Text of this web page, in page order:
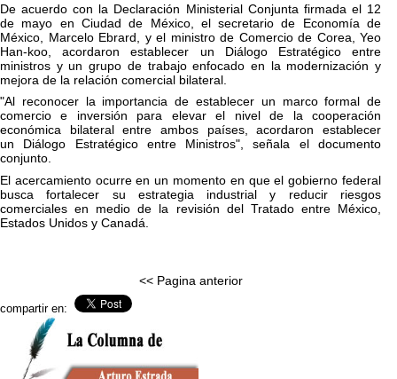
De acuerdo con la Declaración Ministerial Conjunta firmada el 12
de mayo en Ciudad de México, el secretario de Economía de
México, Marcelo Ebrard, y el ministro de Comercio de Corea, Yeo
Han-koo, acordaron establecer un Diálogo Estratégico entre
ministros y un grupo de trabajo enfocado en la modernización y
mejora de la relación comercial bilateral.
"Al reconocer la importancia de establecer un marco formal de
comercio e inversión para elevar el nivel de la cooperación
económica bilateral entre ambos países, acordaron establecer
un Diálogo Estratégico entre Ministros", señala el documento
conjunto.
El acercamiento ocurre en un momento en que el gobierno federal
busca fortalecer su estrategia industrial y reducir riesgos
comerciales en medio de la revisión del Tratado entre México,
Estados Unidos y Canadá.
<< Pagina anterior
compartir en: